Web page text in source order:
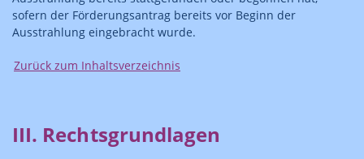
sofern der Förderungsantrag bereits vor Beginn der
Ausstrahlung eingebracht wurde.
Zurück zum Inhaltsverzeichnis
III. Rechtsgrundlagen